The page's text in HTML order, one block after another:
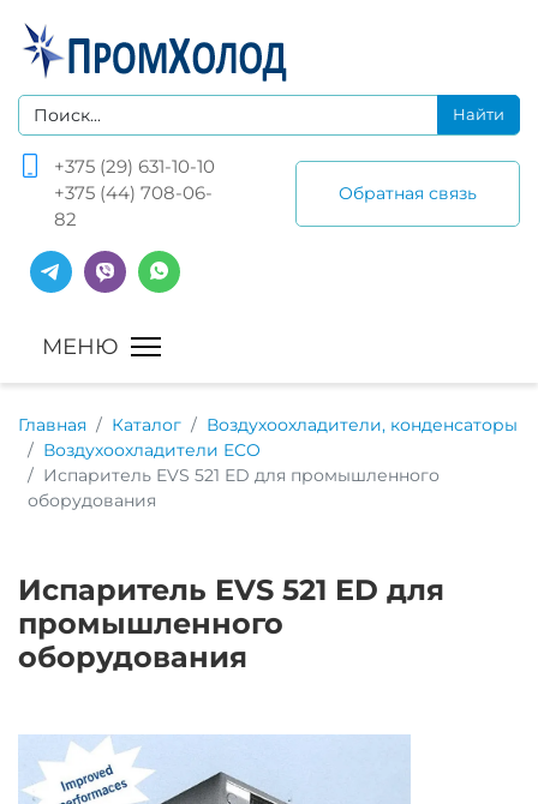
+375 (29) 631-10-10
+375 (44) 708-06-
82
Обратная связь
Главная Каталог
Воздухоохладители, конденсаторы
Воздухоохладители ECO
Испаритель EVS 521 ED для промышленного
оборудования
Испаритель EVS 521 ED для
промышленного
оборудования